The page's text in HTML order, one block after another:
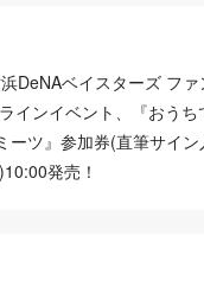
浜DeNAベイスターズ フ
インイベント、『おうち
ーツ』参加券(直筆サイン
発売！